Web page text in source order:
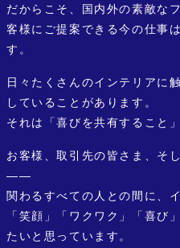
だからこそ、国内外の素敵な
客様にご提案できる今の仕事
す。
日々たくさんのインテリアに
していることがあります。
それは「喜びを共有すること」
お客様、取引先の皆さま、そ
——
関わるすべての人との間に、
「笑顔」「ワクワク」「喜び
たいと思っています。